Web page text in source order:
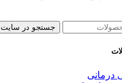
جستجو در سایت
درمانی